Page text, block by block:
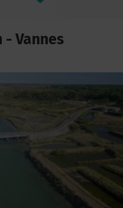
- Vannes